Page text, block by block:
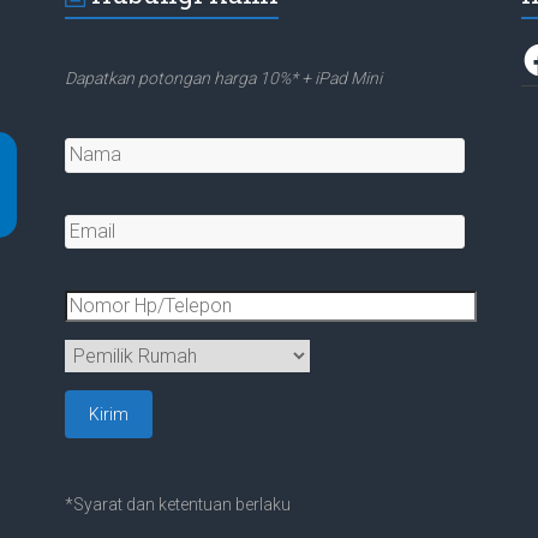
Dapatkan potongan harga 10%* + iPad Mini
*Syarat dan ketentuan berlaku